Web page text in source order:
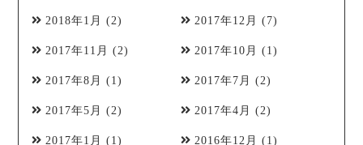
2018年1月 (2) 2017年12月 (7)
2017年11月 (2) 2017年10月 (1)
2017年8月 (1) 2017年7月 (2)
2017年5月 (2) 2017年4月 (2)
2017年1月 (1) 2016年12月 (1)